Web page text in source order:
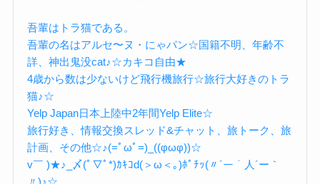
吾輩はトラ猫である。
吾輩の名はアルセ〜ヌ・にゃパン☆国籍不明、年齢不
詳、神出鬼没cat♪☆カキコ自由★
4歳から数は少ないけど飛行機旅行☆旅行大好きのトラ
猫♪☆
Yelp Japan日本上陸中2年間Yelp Elite☆
旅行好き、情報交換スレッド&チャット、旅トーク、旅
計画、その他☆♪(=ﾟωﾟ=)_((φωφ))☆
v￣ )★♪_〆(ﾟ▽ﾟ*)ｶｷｺd(＞ω＜｡)ﾎﾟﾁｯ(〃´ー｀人´ー｀
〃)♪☆